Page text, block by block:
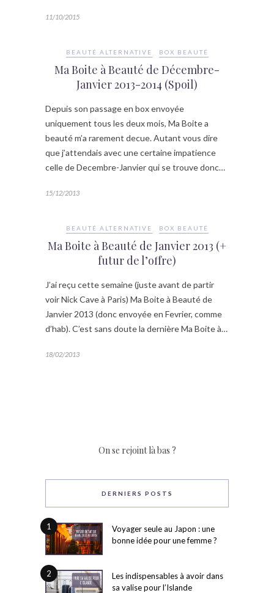
11/10/2015
BEAUTÉ ALTERNATIVE BOX BEAUTÉ
Ma Boite à Beauté de Décembre-
Janvier 2013-2014 (Spoil)
Depuis son passage en box envoyée
uniquement tous les deux mois, Ma Boite a
beauté m’a rarement decue. Autant vous dire
que j’attendais avec une certaine impatience
celle de Decembre-Janvier qui se trouve donc…
15/12/2013
BEAUTÉ ALTERNATIVE BOX BEAUTÉ
Ma Boite à Beauté de Janvier 2013 (+
futur de l’offre)
J’ai reçu cette semaine (juste avant de partir
voir Nick Cave à Paris) Ma Boite à Beauté de
Janvier 2013 (donc envoyée en Fevrier, comme
d’hab). C’est sans doute la dernière Ma Boite à…
18/02/2013
On se rejoint là bas ?
DERNIERS POSTS
1
Voyager seule au Japon : une
bonne idée pour une femme ?
2
Les indispensables à avoir dans
sa valise pour l’Islande